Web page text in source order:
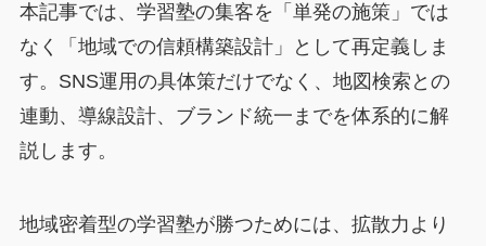
本記事では、学習塾の集客を「単発の施策」では
なく「地域での信頼構築設計」として再定義しま
す。SNS運用の具体策だけでなく、地図検索との
連動、導線設計、ブランド統一までを体系的に解
説します。
地域密着型の学習塾が勝つためには、拡散力より